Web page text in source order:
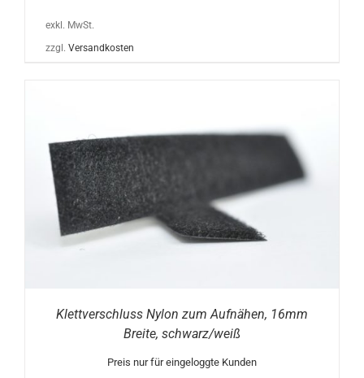
exkl. MwSt.
zzgl. Versandkosten
Klettverschluss Nylon zum Aufnähen, 16mm
Breite, schwarz/weiß
Preis nur für eingeloggte Kunden